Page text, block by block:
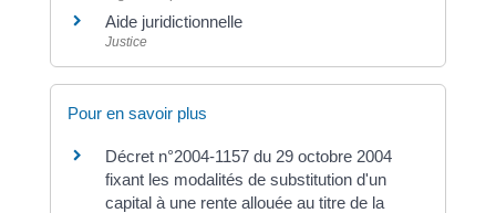
Aide juridictionnelle
Justice
Pour en savoir plus
Décret n°2004-1157 du 29 octobre 2004
fixant les modalités de substitution d'un
capital à une rente allouée au titre de la